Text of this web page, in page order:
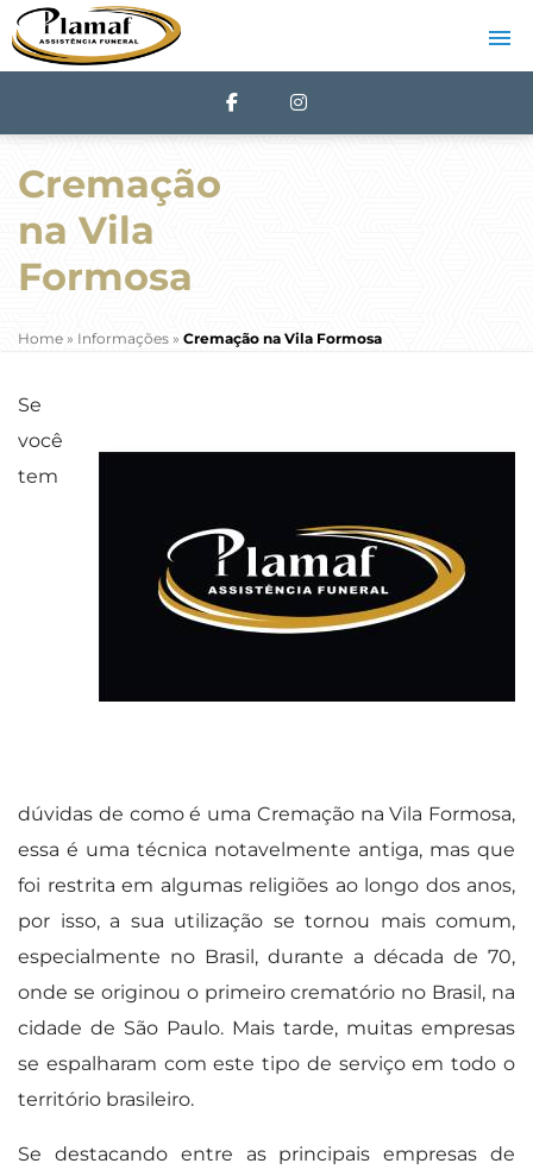
Cremação
na Vila
Formosa
Home » Informações » Cremação na Vila Formosa
Se
você
tem
dúvidas de como é uma Cremação na Vila Formosa,
essa é uma técnica notavelmente antiga, mas que
foi restrita em algumas religiões ao longo dos anos,
por isso, a sua utilização se tornou mais comum,
especialmente no Brasil, durante a década de 70,
onde se originou o primeiro crematório no Brasil, na
cidade de São Paulo. Mais tarde, muitas empresas
se espalharam com este tipo de serviço em todo o
território brasileiro.
Se destacando entre as principais empresas de